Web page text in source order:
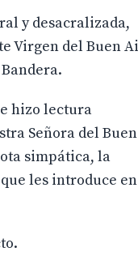
y desacralizada,
Virgen del Buen
hizo lectura
Señora del Buen
simpática, la
les introduce